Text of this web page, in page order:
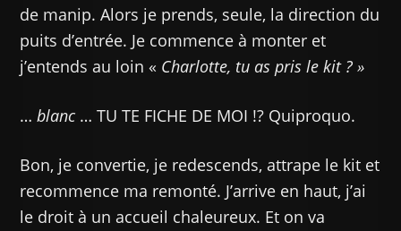
de manip. Alors je prends, seule, la direction du
puits d’entrée. Je commence à monter et
j’entends au loin « Charlotte, tu as pris le kit ? »
…blanc … TU TE FICHE DE MOI !? Quiproquo.
Bon, je convertie, je redescends, attrape le kit et
recommence ma remonté. J’arrive en haut, j’ai
le droit à un accueil chaleureux. Et on va